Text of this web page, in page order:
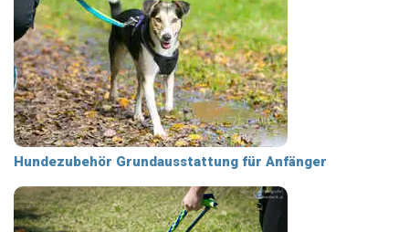
Hundezubehör Grundausstattung für Anfänger